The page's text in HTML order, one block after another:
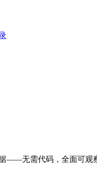
——无需代码，全面可观